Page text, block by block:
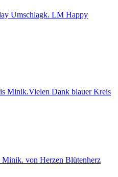
Umschlagk. LM Happy
Minik.Vielen Dank blauer Kreis
Minik. von Herzen Blütenherz